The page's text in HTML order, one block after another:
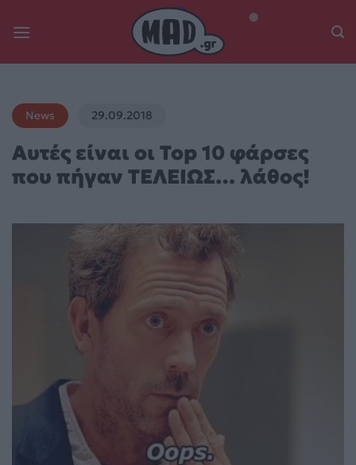
News 29.09.2018
Αυτές είναι οι Top 10 φάρσες
που πήγαν ΤΕΛΕΙΩΣ… λάθος!